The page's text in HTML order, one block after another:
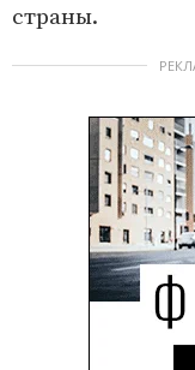
страны.